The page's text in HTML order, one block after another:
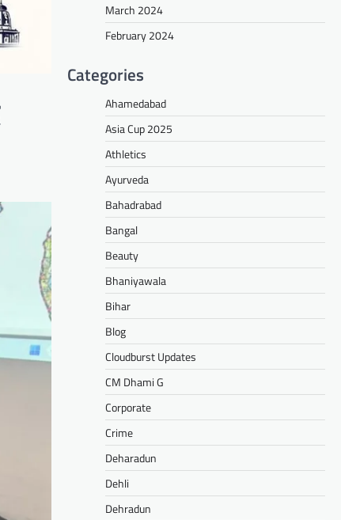
March 2024
February 2024
Categories
Ahamedabad
Asia Cup 2025
Athletics
Ayurveda
Bahadrabad
Bangal
Beauty
Bhaniyawala
Bihar
Blog
Cloudburst Updates
CM Dhami G
Corporate
Crime
Deharadun
Dehli
Dehradun